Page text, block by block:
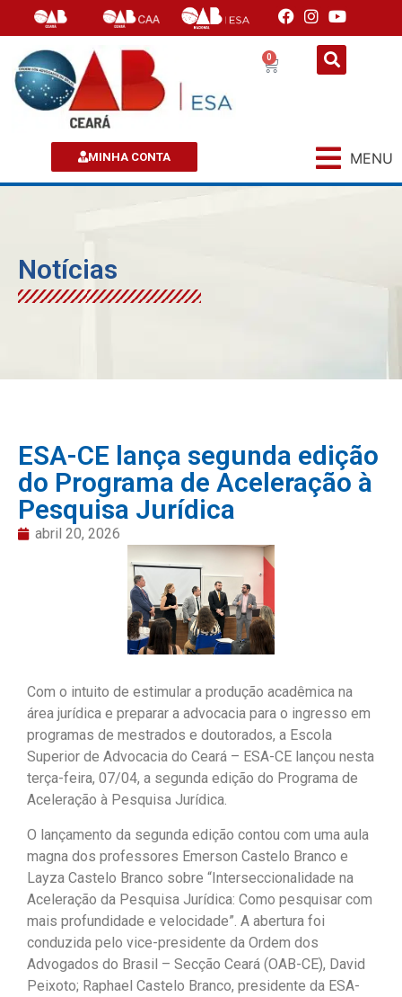
0
MINHA CONTA MENU
Notícias
ESA-CE lança segunda edição
do Programa de Aceleração à
Pesquisa Jurídica
abril 20, 2026
Com o intuito de estimular a produção acadêmica na
área jurídica e preparar a advocacia para o ingresso em
programas de mestrados e doutorados, a Escola
Superior de Advocacia do Ceará – ESA-CE lançou nesta
terça-feira, 07/04, a segunda edição do Programa de
Aceleração à Pesquisa Jurídica.
O lançamento da segunda edição contou com uma aula
magna dos professores Emerson Castelo Branco e
Layza Castelo Branco sobre “Interseccionalidade na
Aceleração da Pesquisa Jurídica: Como pesquisar com
mais profundidade e velocidade”. A abertura foi
conduzida pelo vice-presidente da Ordem dos
Advogados do Brasil – Secção Ceará (OAB-CE), David
Peixoto; Raphael Castelo Branco, presidente da ESA-